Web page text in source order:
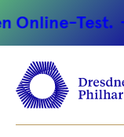
Online-Test.